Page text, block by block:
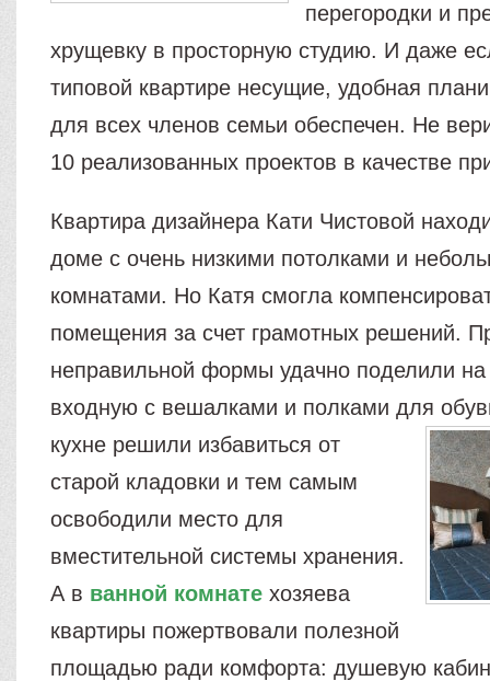
перегородки и
хрущевку в просторную студию. И даже
типовой квартире несущие, удобная
для всех членов семьи обеспечен. Не
10 реализованных проектов в качестве
Квартира дизайнера Кати Чистовой
доме с очень низкими потолками и
комнатами. Но Катя смогла
помещения за счет грамотных решений.
неправильной формы удачно поделили
входную с вешалками и полками для
кухне решили избавиться от
старой кладовки и тем самым
освободили место для
вместительной системы хранения.
А в ванной комнате хозяева
квартиры пожертвовали полезной
площадью ради комфорта: душевую